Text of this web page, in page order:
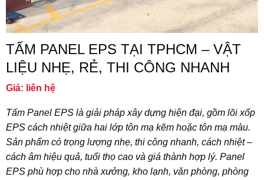
TẤM PANEL EPS TẠI TPHCM – VẬT
LIỆU NHẸ, RẺ, THI CÔNG NHANH
Giá: liên hệ
Tấm Panel EPS là giải pháp xây dựng hiện đại, gồm lõi xốp
EPS cách nhiệt giữa hai lớp tôn mạ kẽm hoặc tôn mạ màu.
Sản phẩm có trọng lượng nhẹ, thi công nhanh, cách nhiệt –
cách âm hiệu quả, tuổi thọ cao và giá thành hợp lý. Panel
EPS phù hợp cho nhà xưởng, kho lạnh, văn phòng, phòng